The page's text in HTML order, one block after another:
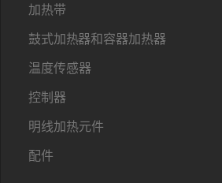
加热带
鼓式加热器和容器加热器
温度传感器
控制器
明线加热元件
配件